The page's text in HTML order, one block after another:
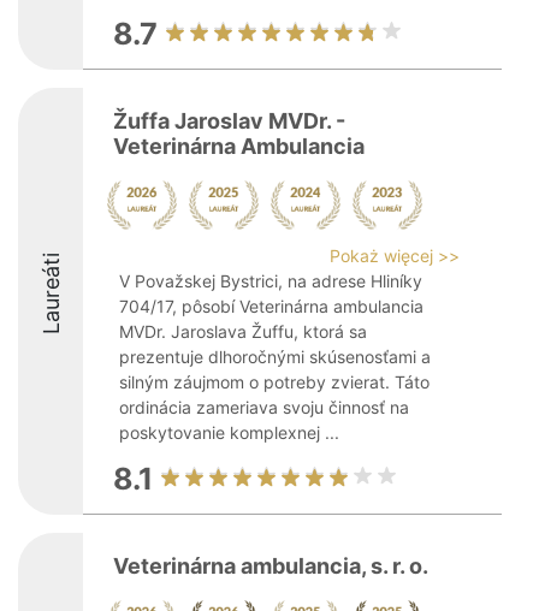
8.7
Laureáti
Žuffa Jaroslav MVDr. -
Veterinárna Ambulancia
Pokaż więcej >>
V Považskej Bystrici, na adrese Hliníky
704/17, pôsobí Veterinárna ambulancia
MVDr. Jaroslava Žuffu, ktorá sa
prezentuje dlhoročnými skúsenosťami a
silným záujmom o potreby zvierat. Táto
ordinácia zameriava svoju činnosť na
poskytovanie komplexnej ...
8.1
Veterinárna ambulancia, s. r. o.